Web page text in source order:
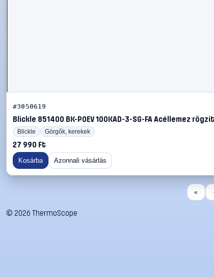
#3050619
Blickle 851400 BK-POEV 100KAD-3-SG-FA Acéllemez
Blickle Görgők, kerekek
27 990 Ft
Kosárba Azonnali vásárlás
«
© 2026 ThermoScope